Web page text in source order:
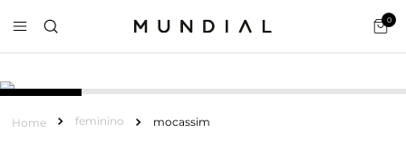
0
feminino mocassim